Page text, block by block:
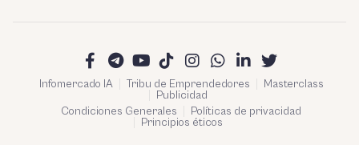
Infomercado IA Tribu de Emprendedores
Masterclass
Publicidad
Condiciones Generales
Políticas de privacidad
Principios éticos